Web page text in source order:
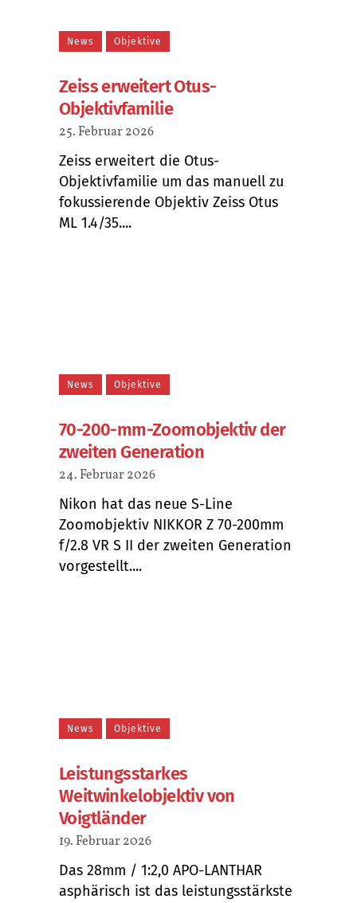
News Objektive
Zeiss erweitert Otus-
Objektivfamilie
25. Februar 2026
Zeiss erweitert die Otus-
Objektivfamilie um das manuell zu
fokussierende Objektiv Zeiss Otus
ML 1.4/35....
News Objektive
70-200-mm-Zoomobjektiv der
zweiten Generation
24. Februar 2026
Nikon hat das neue S-Line
Zoomobjektiv NIKKOR Z 70-200mm
f/2.8 VR S II der zweiten Generation
vorgestellt....
News Objektive
Leistungsstarkes
Weitwinkelobjektiv von
Voigtländer
19. Februar 2026
Das 28mm / 1:2,0 APO-LANTHAR
asphärisch ist das leistungsstärkste